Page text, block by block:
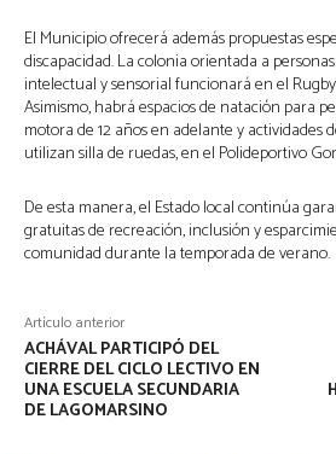
El Municipio ofrecerá además propuestas
discapacidad. La colonia orientada a
intelectual y sensorial funcionará en el
Asimismo, habrá espacios de natación para
motora de 12 años en adelante y actividades
utilizan silla de ruedas, en el Polideportivo
De esta manera, el Estado local continúa
gratuitas de recreación, inclusión y
comunidad durante la temporada de verano.
Artículo anterior
ACHÁVAL PARTICIPÓ DEL
CIERRE DEL CICLO LECTIVO EN
UNA ESCUELA SECUNDARIA
DE LAGOMARSINO